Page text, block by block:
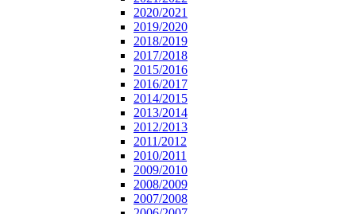
2020/2021
2019/2020
2018/2019
2017/2018
2015/2016
2016/2017
2014/2015
2013/2014
2012/2013
2011/2012
2010/2011
2009/2010
2008/2009
2007/2008